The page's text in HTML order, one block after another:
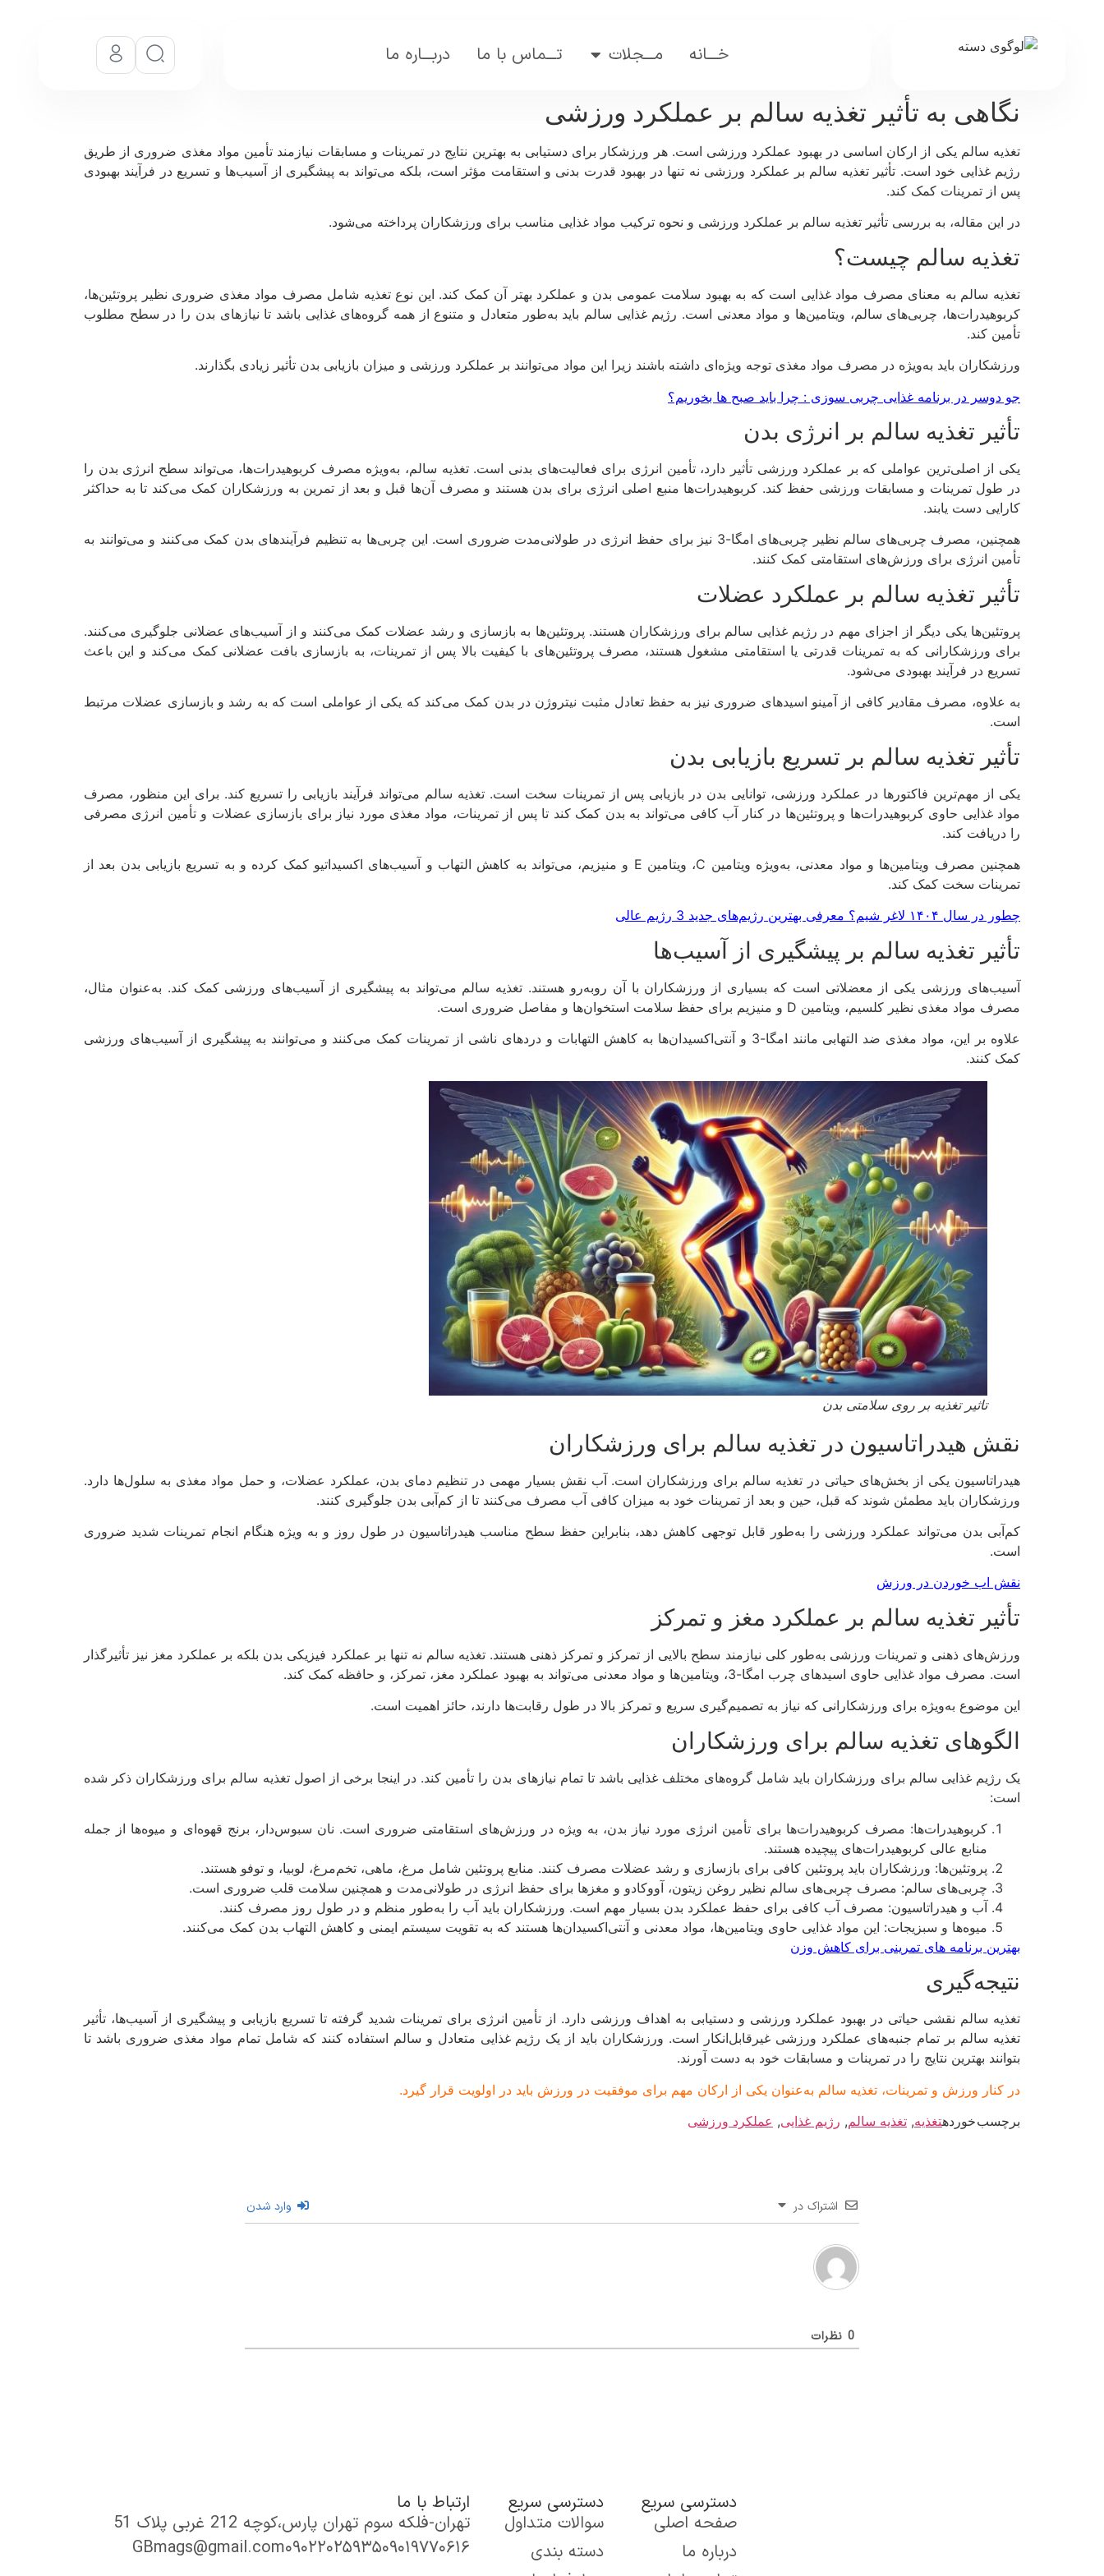
خـــانه مـــجلات تـــماس با ما دربـــاره ما
نگاهی به تأثیر تغذیه سالم بر عملکرد ورزشی
تغذیه سالم یکی از ارکان اساسی در بهبود عملکرد ورزشی است. هر ورزشکار برای دستیابی به بهترین نتایج در تمرینات و مسابقات نیازمند تأمین مواد مغذی ضروری از طریق
رژیم غذایی خود است. تأثیر تغذیه سالم بر عملکرد ورزشی نه تنها در بهبود قدرت بدنی و استقامت مؤثر است، بلکه می‌تواند به پیشگیری از آسیب‌ها و تسریع در فرآیند بهبودی
پس از تمرینات کمک کند.
در این مقاله، به بررسی تأثیر تغذیه سالم بر عملکرد ورزشی و نحوه ترکیب مواد غذایی مناسب برای ورزشکاران پرداخته می‌شود.
تغذیه سالم چیست؟
تغذیه سالم به معنای مصرف مواد غذایی است که به بهبود سلامت عمومی بدن و عملکرد بهتر آن کمک کند. این نوع تغذیه شامل مصرف مواد مغذی ضروری نظیر پروتئین‌ها،
کربوهیدرات‌ها، چربی‌های سالم، ویتامین‌ها و مواد معدنی است. رژیم غذایی سالم باید به‌طور متعادل و متنوع از همه گروه‌های غذایی باشد تا نیازهای بدن را در سطح مطلوب
تأمین کند.
ورزشکاران باید به‌ویژه در مصرف مواد مغذی توجه ویژه‌ای داشته باشند زیرا این مواد می‌توانند بر عملکرد ورزشی و میزان بازیابی بدن تأثیر زیادی بگذارند.
جو دوسر در برنامه غذایی چربی سوزی : چرا باید صبح ها بخوریم؟
تأثیر تغذیه سالم بر انرژی بدن
یکی از اصلی‌ترین عواملی که بر عملکرد ورزشی تأثیر دارد، تأمین انرژی برای فعالیت‌های بدنی است. تغذیه سالم، به‌ویژه مصرف کربوهیدرات‌ها، می‌تواند سطح انرژی بدن را
در طول تمرینات و مسابقات ورزشی حفظ کند. کربوهیدرات‌ها منبع اصلی انرژی برای بدن هستند و مصرف آن‌ها قبل و بعد از تمرین به ورزشکاران کمک می‌کند تا به حداکثر
کارایی دست یابند.
همچنین، مصرف چربی‌های سالم نظیر چربی‌های امگا-3 نیز برای حفظ انرژی در طولانی‌مدت ضروری است. این چربی‌ها به تنظیم فرآیندهای بدن کمک می‌کنند و می‌توانند به
تأمین انرژی برای ورزش‌های استقامتی کمک کنند.
تأثیر تغذیه سالم بر عملکرد عضلات
پروتئین‌ها یکی دیگر از اجزای مهم در رژیم غذایی سالم برای ورزشکاران هستند. پروتئین‌ها به بازسازی و رشد عضلات کمک می‌کنند و از آسیب‌های عضلانی جلوگیری می‌کنند.
برای ورزشکارانی که به تمرینات قدرتی یا استقامتی مشغول هستند، مصرف پروتئین‌های با کیفیت بالا پس از تمرینات، به بازسازی بافت عضلانی کمک می‌کند و این باعث
تسریع در فرآیند بهبودی می‌شود.
به علاوه، مصرف مقادیر کافی از آمینو اسیدهای ضروری نیز به حفظ تعادل مثبت نیتروژن در بدن کمک می‌کند که یکی از عواملی است که به رشد و بازسازی عضلات مرتبط
است.
تأثیر تغذیه سالم بر تسریع بازیابی بدن
یکی از مهم‌ترین فاکتورها در عملکرد ورزشی، توانایی بدن در بازیابی پس از تمرینات سخت است. تغذیه سالم می‌تواند فرآیند بازیابی را تسریع کند. برای این منظور، مصرف
مواد غذایی حاوی کربوهیدرات‌ها و پروتئین‌ها در کنار آب کافی می‌تواند به بدن کمک کند تا پس از تمرینات، مواد مغذی مورد نیاز برای بازسازی عضلات و تأمین انرژی مصرفی
را دریافت کند.
همچنین مصرف ویتامین‌ها و مواد معدنی، به‌ویژه ویتامین C، ویتامین E و منیزیم، می‌تواند به کاهش التهاب و آسیب‌های اکسیداتیو کمک کرده و به تسریع بازیابی بدن بعد از
تمرینات سخت کمک کند.
چطور در سال ۱۴۰۴ لاغر شیم؟ معرفی بهترین رژیم‌های جدید 3 رژیم عالی
تأثیر تغذیه سالم بر پیشگیری از آسیب‌ها
آسیب‌های ورزشی یکی از معضلاتی است که بسیاری از ورزشکاران با آن روبه‌رو هستند. تغذیه سالم می‌تواند به پیشگیری از آسیب‌های ورزشی کمک کند. به‌عنوان مثال،
مصرف مواد مغذی نظیر کلسیم، ویتامین D و منیزیم برای حفظ سلامت استخوان‌ها و مفاصل ضروری است.
علاوه بر این، مواد مغذی ضد التهابی مانند امگا-3 و آنتی‌اکسیدان‌ها به کاهش التهابات و دردهای ناشی از تمرینات کمک می‌کنند و می‌توانند به پیشگیری از آسیب‌های ورزشی
کمک کنند.
تاثیر تغذیه بر روی سلامتی بدن
نقش هیدراتاسیون در تغذیه سالم برای ورزشکاران
هیدراتاسیون یکی از بخش‌های حیاتی در تغذیه سالم برای ورزشکاران است. آب نقش بسیار مهمی در تنظیم دمای بدن، عملکرد عضلات، و حمل مواد مغذی به سلول‌ها دارد.
ورزشکاران باید مطمئن شوند که قبل، حین و بعد از تمرینات خود به میزان کافی آب مصرف می‌کنند تا از کم‌آبی بدن جلوگیری کنند.
کم‌آبی بدن می‌تواند عملکرد ورزشی را به‌طور قابل توجهی کاهش دهد، بنابراین حفظ سطح مناسب هیدراتاسیون در طول روز و به ویژه هنگام انجام تمرینات شدید ضروری
است.
نقش اب خوردن در ورزش
تأثیر تغذیه سالم بر عملکرد مغز و تمرکز
ورزش‌های ذهنی و تمرینات ورزشی به‌طور کلی نیازمند سطح بالایی از تمرکز و تمرکز ذهنی هستند. تغذیه سالم نه تنها بر عملکرد فیزیکی بدن بلکه بر عملکرد مغز نیز تأثیرگذار
است. مصرف مواد غذایی حاوی اسیدهای چرب امگا-3، ویتامین‌ها و مواد معدنی می‌تواند به بهبود عملکرد مغز، تمرکز، و حافظه کمک کند.
این موضوع به‌ویژه برای ورزشکارانی که نیاز به تصمیم‌گیری سریع و تمرکز بالا در طول رقابت‌ها دارند، حائز اهمیت است.
الگوهای تغذیه سالم برای ورزشکاران
یک رژیم غذایی سالم برای ورزشکاران باید شامل گروه‌های مختلف غذایی باشد تا تمام نیازهای بدن را تأمین کند. در اینجا برخی از اصول تغذیه سالم برای ورزشکاران ذکر شده
است:
کربوهیدرات‌ها: مصرف کربوهیدرات‌ها برای تأمین انرژی مورد نیاز بدن، به ویژه در ورزش‌های استقامتی ضروری است. نان سبوس‌دار، برنج قهوه‌ای و میوه‌ها از جمله
منابع عالی کربوهیدرات‌های پیچیده هستند.
پروتئین‌ها: ورزشکاران باید پروتئین کافی برای بازسازی و رشد عضلات مصرف کنند. منابع پروتئین شامل مرغ، ماهی، تخم‌مرغ، لوبیا، و توفو هستند.
چربی‌های سالم: مصرف چربی‌های سالم نظیر روغن زیتون، آووکادو و مغزها برای حفظ انرژی در طولانی‌مدت و همچنین سلامت قلب ضروری است.
آب و هیدراتاسیون: مصرف آب کافی برای حفظ عملکرد بدن بسیار مهم است. ورزشکاران باید آب را به‌طور منظم و در طول روز مصرف کنند.
میوه‌ها و سبزیجات: این مواد غذایی حاوی ویتامین‌ها، مواد معدنی و آنتی‌اکسیدان‌ها هستند که به تقویت سیستم ایمنی و کاهش التهاب بدن کمک می‌کنند.
بهترین برنامه های تمرینی برای کاهش وزن
نتیجه‌گیری
تغذیه سالم نقشی حیاتی در بهبود عملکرد ورزشی و دستیابی به اهداف ورزشی دارد. از تأمین انرژی برای تمرینات شدید گرفته تا تسریع بازیابی و پیشگیری از آسیب‌ها، تأثیر
تغذیه سالم بر تمام جنبه‌های عملکرد ورزشی غیرقابل‌انکار است. ورزشکاران باید از یک رژیم غذایی متعادل و سالم استفاده کنند که شامل تمام مواد مغذی ضروری باشد تا
بتوانند بهترین نتایج را در تمرینات و مسابقات خود به دست آورند.
در کنار ورزش و تمرینات، تغذیه سالم به‌عنوان یکی از ارکان مهم برای موفقیت در ورزش باید در اولویت قرار گیرد.
برچسب خوردهتغذیه, تغذیه سالم, رژیم غذایی, عملکرد ورزشی
اشتراک در وارد شدن
0 نظرات
دسترسی سریع
صفحه اصلی
درباره ما
دسترسی سریع
سوالات متداول
دسته بندی
ارتباط با ما
تهران-فلکه سوم تهران پارس،کوچه 212 غربی پلاک 51
۰۹۰۱۹۷۷۰۶۱۶۰۹۰۲۲۰۲۵۹۳۵GBmags@gmail.com